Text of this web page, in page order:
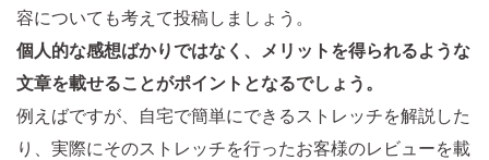
容についても考えて投稿しましょう。
個人的な感想ばかりではなく、メリットを得られるような
文章を載せることがポイントとなるでしょう。
例えばですが、自宅で簡単にできるストレッチを解説した
り、実際にそのストレッチを行ったお客様のレビューを載